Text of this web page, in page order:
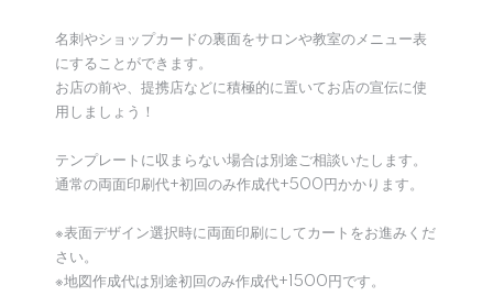
名刺やショップカードの裏面をサロンや教室のメニュー表
にすることができます。
お店の前や、提携店などに積極的に置いてお店の宣伝に使
用しましょう！
テンプレートに収まらない場合は別途ご相談いたします。
通常の両面印刷代+初回のみ作成代+500円かかります。
※表面デザイン選択時に両面印刷にしてカートをお進みくだ
さい。
※地図作成代は別途初回のみ作成代+1500円です。